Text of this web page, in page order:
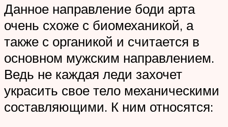
Данное направление боди арта
очень схоже с биомеханикой, а
также с органикой и считается в
основном мужским направлением.
Ведь не каждая леди захочет
украсить свое тело механическими
составляющими. К ним относятся: